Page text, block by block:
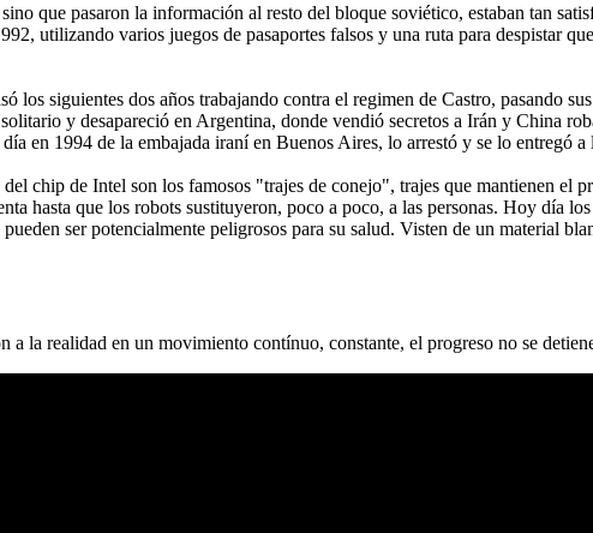
que pasaron la información al resto del bloque soviético, estaban tan
utilizando varios juegos de pasaportes falsos y una ruta para despistar
los siguientes dos años trabajando contra el regimen de Castro, pasando
y desapareció en Argentina, donde vendió secretos a Irán y China
en 1994 de la embajada iraní en Buenos Aires, lo arrestó y se lo entregó
chip de Intel son los famosos "trajes de conejo", trajes que mantienen el
hasta que los robots sustituyeron, poco a poco, a las personas. Hoy día
ser potencialmente peligrosos para su salud. Visten de un material
la realidad en un movimiento contínuo, constante, el progreso no se